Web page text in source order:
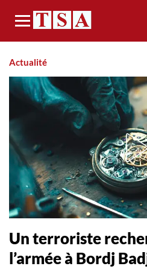
Menu
Actualité
Un terroriste
l’armée à Bordj